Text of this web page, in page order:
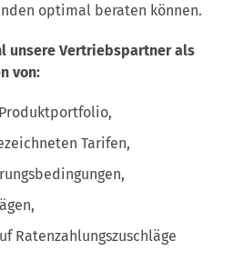
optimal beraten können.
unsere Vertriebspartner als
von:
Tarifen,
Ratenzahlungszuschläge